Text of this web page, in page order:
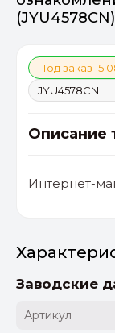
(JYU4578CN)
Под заказ
JYU4578CN
Описание
Интернет-
Заводские
Артикул